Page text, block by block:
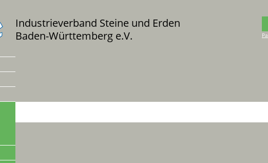
Industrieverband Steine und Erden
Baden-Württemberg e.V.